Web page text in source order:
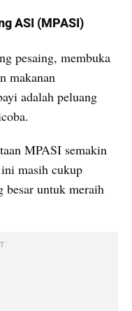
ASI (MPASI)
pesaing, membuka
makanan
adalah peluang
MPASI semakin
masih cukup
besar untuk meraih